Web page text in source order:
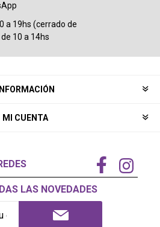
a 19hs (cerrado de
10 a 14hs
INFORMACIÓN
MI CUENTA
LAS NOVEDADES